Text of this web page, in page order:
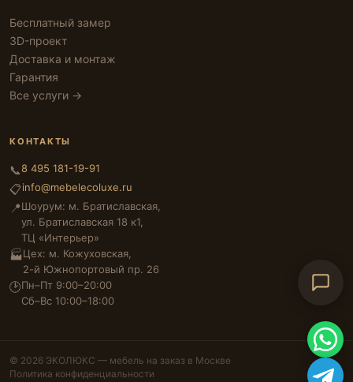
Бесплатный замер
3D-проект
Доставка и монтаж
Гарантия
Все услуги →
КОНТАКТЫ
📞8 495 181-19-91
📋info@mebelecoluxe.ru
📍Шоурум: м. Братиславская,
ул. Братиславская 18 к1,
ТЦ «Интерьер»
🏭Цех: м. Кожуховская,
2-й Южнопортовый пр. 26
🕑Пн–Пт 9:00–20:00
Сб–Вс 10:00–18:00
© 2026 ЭКОЛЮКС — мебель на заказ в Москве
Политика конфиденциальности